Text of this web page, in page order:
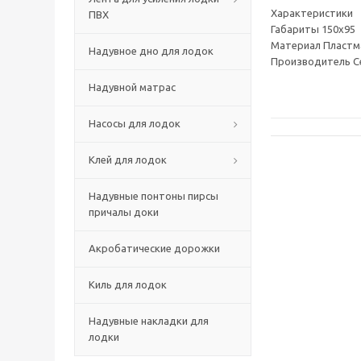
ПВХ
Надувное дно для лодок
Надувной матрас
Насосы для лодок
Клей для лодок
Надувные понтоны пирсы
причалы доки
Акробатические дорожки
Киль для лодок
Надувные накладки для
лодки
Характеристики
Габариты 150х95
Материал
Производитель